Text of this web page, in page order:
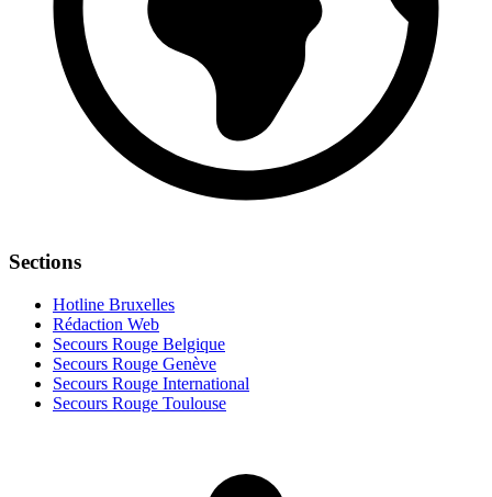
Sections
Hotline Bruxelles
Rédaction Web
Secours Rouge Belgique
Secours Rouge Genève
Secours Rouge International
Secours Rouge Toulouse